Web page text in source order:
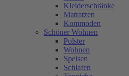
Kleiderschränke
Matratzen
Kommoden
Schöner Wohnen
Polster
Wohnen
Speisen
Schlafen